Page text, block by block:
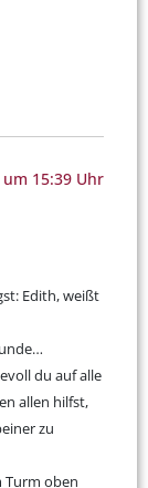
15:39 Uhr
Edith, weißt
du auf alle
allen hilfst,
zu
Turm oben